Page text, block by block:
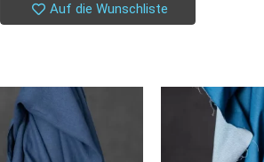
Auf die Wunschliste